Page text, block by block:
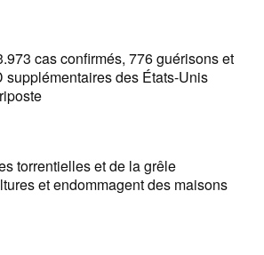
cas confirmés, 776 guérisons et
supplémentaires des États-Unis
torrentielles et de la grêle
et endommagent des maisons